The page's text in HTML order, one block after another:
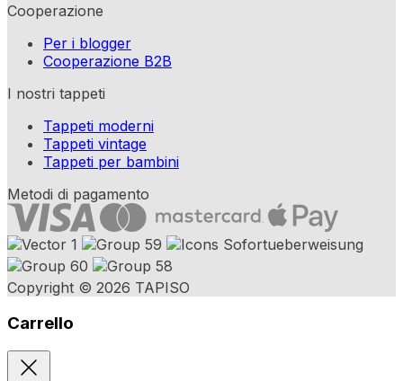
Cooperazione
Per i blogger
Cooperazione B2B
I nostri tappeti
Tappeti moderni
Tappeti vintage
Tappeti per bambini
Metodi di pagamento
Copyright © 2026 TAPISO
Carrello